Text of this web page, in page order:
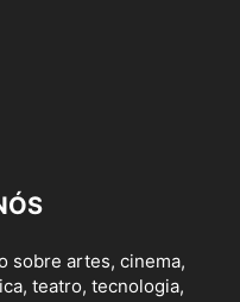
sobre artes, cinema,
teatro, tecnologia,